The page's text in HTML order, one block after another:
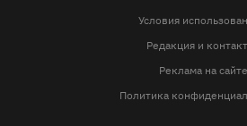
Условия
Редакция и
Реклама на сайте
Политика